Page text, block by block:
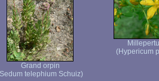
Grand orpin
telephium Schuiz)
(Hypericum